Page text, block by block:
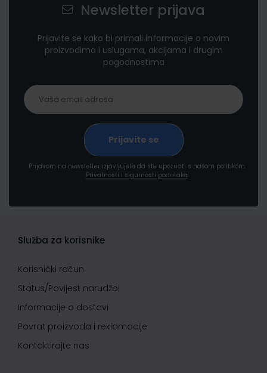
Newsletter prijava
Prijavite se kako bi primali informacije o novim
proizvodima i uslugama, akcijama i drugim
pogodnostima
Prijavom na newsletter izjavljujete da ste upoznati s našom politikom
Privatnosti i sigurnosti podataka
Služba za korisnike
Korisnički račun
Status/Povijest narudžbi
Informacije o dostavi
Povrat proizvoda i reklamacije
Kontaktirajte nas